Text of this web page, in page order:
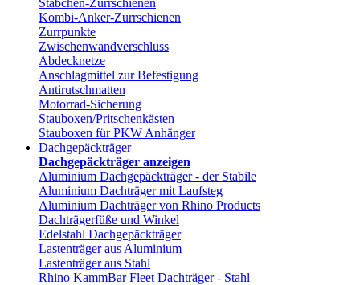
Kombi-Anker-Zurrschienen
Zurrpunkte
Zwischenwandverschluss
Abdecknetze
Anschlagmittel zur Befestigung
Antirutschmatten
Motorrad-Sicherung
Stauboxen/Pritschenkästen
Stauboxen für PKW Anhänger
Dachgepäckträger
Dachgepäckträger anzeigen
Aluminium Dachgepäckträger - der Stabile
Aluminium Dachträger mit Laufsteg
Aluminium Dachträger von Rhino Products
Dachträgerfüße und Winkel
Edelstahl Dachgepäckträger
Lastenträger aus Aluminium
Lastenträger aus Stahl
Rhino KammBar Fleet Dachträger - Stahl